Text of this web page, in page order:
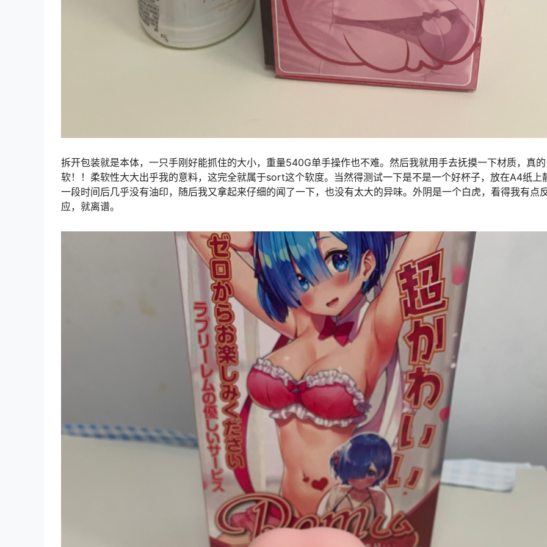
拆开包装就是本体，一只手刚好能抓住的大小，重量540G单手操作也不难。然后我就用手去抚摸一下材质，真的
软！！柔软性大大出乎我的意料，这完全就属于sort这个软度。当然得测试一下是不是一个好杯子，放在A4纸上
一段时间后几乎没有油印，随后我又拿起来仔细的闻了一下，也没有太大的异味。外阴是一个白虎，看得我有点
应，就离谱。